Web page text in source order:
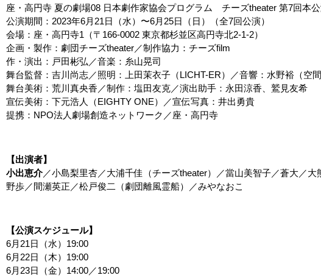
座・高円寺 夏の劇場08 日本劇作家協会プログラム チーズtheater 第7回本公
公演期間：2023年6月21日（水）〜6月25日（日）（全7回公演）
会場：座・高円寺1（〒166-0002 東京都杉並区高円寺北2-1-2）
企画・製作：劇団チーズtheater／制作協力：チーズfilm
作・演出：戸田彬弘／音楽：糸山晃司
舞台監督：吉川尚志／照明：上田茉衣子（LICHT-ER）／音響：水野裕（空間
舞台美術：荒川真央香／制作：塩田友克／演出助手：永田涼香、鷲見友希
宣伝美術：下元浩人（EIGHTY ONE）／宣伝写真：井出勇貴
提携：NPO法人劇場創造ネットワーク／座・高円寺
【出演者】
小出恵介／小島梨里杏／大浦千佳（チーズtheater）／當山美智子／蒼大／
野歩／間瀬英正／松戸俊二（劇団離風霊船）／みやなおこ
【公演スケジュール】
6月21日（水）19:00
6月22日（木）19:00
6月23日（金）14:00／19:00